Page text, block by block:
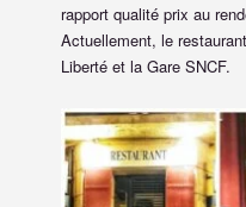
rapport qualité prix au
Actuellement, le
Liberté et la Gare SNCF.